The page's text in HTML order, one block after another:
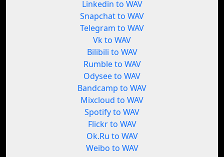
Linkedin to WAV
Snapchat to WAV
Telegram to WAV
Vk to WAV
Bilibili to WAV
Rumble to WAV
Odysee to WAV
Bandcamp to WAV
Mixcloud to WAV
Spotify to WAV
Flickr to WAV
Ok.Ru to WAV
Weibo to WAV